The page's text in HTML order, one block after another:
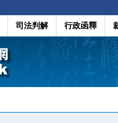
司法判解 行政函釋